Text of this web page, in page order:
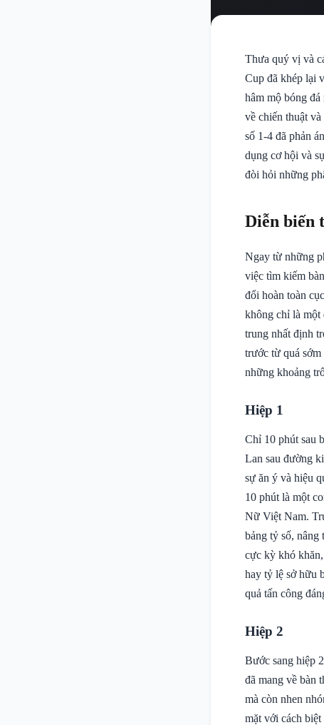
Thưa quý vị và
Cup đã khép lại
hâm mộ bóng
về chiến thuật
số 1-4 đã phản
dụng cơ hội và
đòi hỏi những
Diễn biến
Ngay từ những
việc tìm kiếm
đổi hoàn toàn
không chỉ là một
trung nhất định
trước từ quá
những khoảng
Hiệp 1
Chỉ 10 phút sau
Lan sau đường
sự ăn ý và hiệu
10 phút là một
Nữ Việt Nam.
bảng tỷ số,
cực kỳ khó
hay tỷ lệ sở hữu
quả tấn công
Hiệp 2
Bước sang hiệp
đã mang về bàn
mà còn nhen
mặt với cách